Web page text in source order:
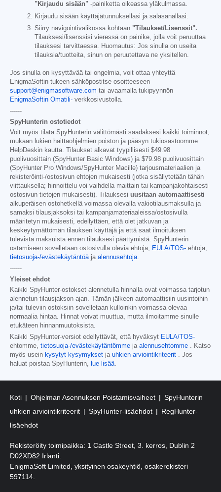
"Kirjaudu sisään" -painiketta oikeassa yläkulmassa.
Kirjaudu sisään käyttäjätunnuksellasi ja salasanallasi.
Siirry navigointivalikossa kohtaan "Tilaukset/Lisenssit".
Tilauksesi/lisenssisi vieressä on painike, jolla voit peruuttaa
tilauksesi tarvittaessa. Huomautus: Jos sinulla on useita
tilauksia/tuotteita, sinun on peruutettava ne yksitellen.
Jos sinulla on kysyttävää tai ongelmia, voit ottaa yhteyttä
EnigmaSoftin tukeen sähköpostitse osoitteeseen
support@enigmasoftware.com tai avaamalla tukipyynnön
EnigmaSoftin Omatili- verkkosivustolla.
------
SpyHunterin ostotiedot
Voit myös tilata SpyHunterin välittömästi saadaksesi kaikki toiminnot,
mukaan lukien haittaohjelmien poiston ja pääsyn tukiosastoomme
HelpDeskin kautta. Tilaukset alkavat tyypillisesti $49.98
puolivuosittain (SpyHunter Basic Windows) ja $79.98 puolivuosittain
(SpyHunter Pro Windows/SpyHunter Macille) tarjousmateriaalien ja
rekisteröinti-/ostosivun ehtojen mukaisesti (jotka sisällytetään tähän
viittauksella; hinnoittelu voi vaihdella maittain tai kampanjakohtaisesti
ostosivun tietojen mukaisesti). Tilauksesi uusitaan automaattisesti
alkuperäisen ostohetkellä voimassa olevalla vakiotilausmaksulla ja
samaksi tilausjaksoksi tai kampanjamateriaaleissa/ostosivulla
määritetyn mukaisesti, edellyttäen, että olet jatkuvan ja
keskeytymättömän tilauksen käyttäjä ja että saat ilmoituksen
tulevista maksuista ennen tilauksesi päättymistä. SpyHunterin
ostamiseen sovelletaan ostosivulla olevia ehtoja,
EULA/TOS- ehtoja,
tietosuoja-/evästekäytäntöä ja alennusehtoja
------
Yleiset ehdot
Kaikki SpyHunter-ostokset alennetulla hinnalla ovat voimassa tarjotun
alennetun tilausjakson ajan. Tämän jälkeen automaattisiin uusintoihin
ja/tai tuleviin ostoksiin sovelletaan kulloinkin voimassa olevaa
normaalia hintaa. Hinnat voivat muuttua, mutta ilmoitamme sinulle
etukäteen hinnanmuutoksista.
Kaikki SpyHunter-versiot edellyttävät, että hyväksyt EULA/TOS-
ehtomme, tietosuoja-/evästekäytäntömme ja alennusehtomme . Katso
myös usein kysytyt kysymykset ja uhkien arviointikriteerit . Jos
haluat poistaa SpyHunterin,
lue lisää
Koti Ohjelman Asennuksen Poistamisvaiheet
SpyHunterin
uhkien arviointikriteerit
SpyHunter-lisäehdot
RegHunter-
lisäehdot
Rekisteröity toimipaikka: 1 Castle Street, 3. kerros, Dublin 2
D02XD82 Irlanti.
EnigmaSoft Limited, yksityinen osakeyhtiö, osakerekisteri
597114.